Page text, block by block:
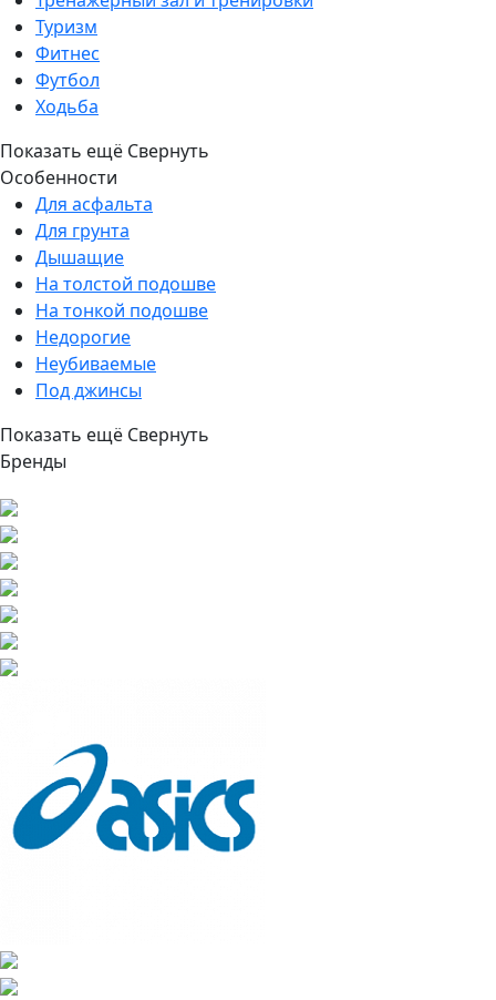
Туризм
Фитнес
Футбол
Ходьба
Показать ещё Свернуть
Особенности
Для асфальта
Для грунта
Дышащие
На толстой подошве
На тонкой подошве
Недорогие
Неубиваемые
Под джинсы
Показать ещё Свернуть
Бренды